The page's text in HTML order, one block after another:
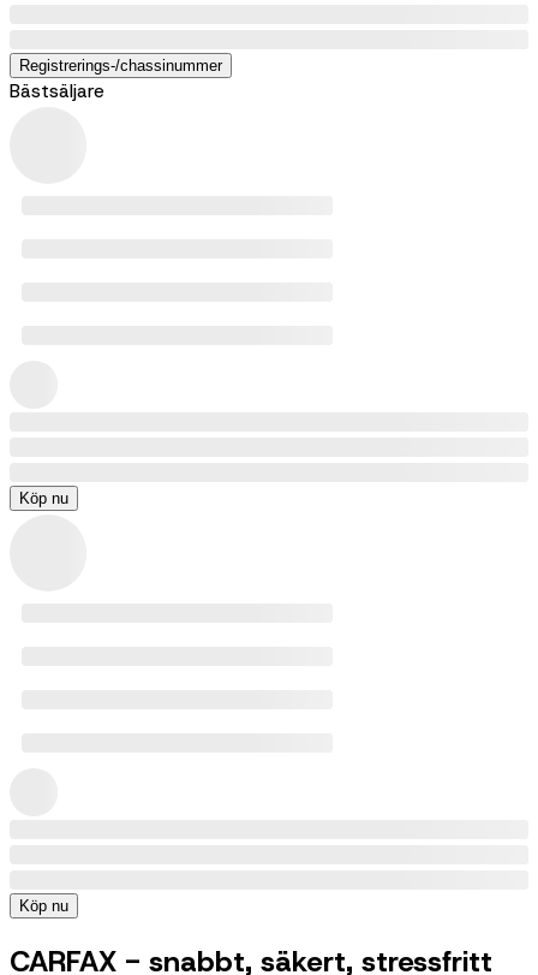
Registrerings-/chassinummer
Bästsäljare
Köp nu
Köp nu
CARFAX - snabbt, säkert, stressfritt